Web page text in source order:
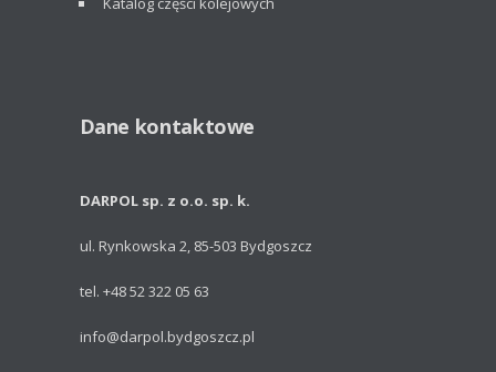
Dane kontaktowe
DARPOL sp. z o.o. sp. k.
ul. Rynkowska 2, 85-503 Bydgoszcz
tel. +48 52 322 05 63
info@darpol.bydgoszcz.pl